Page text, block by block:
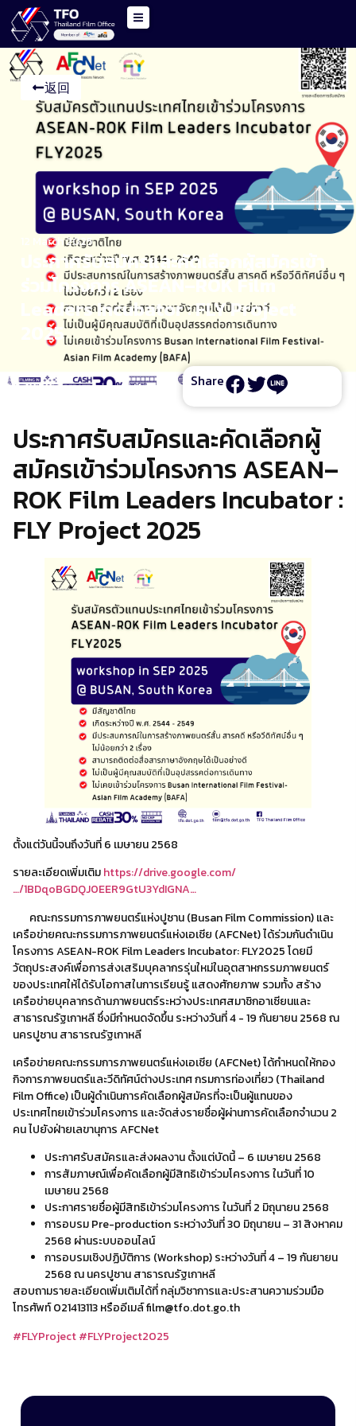
返回
12 March 2025
ประกาศรับสมัครและคัดเลือกผู้สมัครเข้า
ร่วมโครงการ ASEAN–ROK Film
Leaders Incubator : FLY Project
2025
Share
ประกาศรับสมัครและคัดเลือกผู้
สมัครเข้าร่วมโครงการ ASEAN–
ROK Film Leaders Incubator :
FLY Project 2025
ตั้งแต่วันนี้จนถึงวันที่ 6 เมษายน 2568
รายละเอียดเพิ่มเติมhttps://drive.google.com/
…/1BDqoBGDQJ0EER9GtU3YdIGNA…
เครือข่ายคณะกรรมการภาพยนตร์แห่งเอเชีย (AFCNet) ได้ร่วมกันดำเนิน
โครงการ ASEAN-ROK Film Leaders Incubator: FLY2025 โดยมี
วัตถุประสงค์เพื่อการส่งเสริมบุคลากรรุ่นใหม่ในอุตสาหกรรมภาพยนตร์
ของประเทศให้ได้รับโอกาสในการเรียนรู้ แสดงศักยภาพ รวมทั้ง สร้าง
เครือข่ายบุคลากรด้านภาพยนตร์ระหว่างประเทศสมาชิกอาเซียนและ
สาธารณรัฐเกาหลี ซึ่งมีกำหนดจัดขึ้น ระหว่างวันที่ 4 - 19 กันยายน 2568 ณ
นครปูซาน สาธารณรัฐเกาหลี
เครือข่ายคณะกรรมการภาพยนตร์แห่งเอเชีย (AFCNet) ได้กำหนดให้กอง
กิจการภาพยนตร์และวีดิทัศน์ต่างประเทศ กรมการท่องเที่ยว (Thailand
Film Office) เป็นผู้ดำเนินการคัดเลือกผู้สมัครที่จะเป็นผู้แทนของ
ประเทศไทยเข้าร่วมโครงการ และจัดส่งรายชื่อผู้ผ่านการคัดเลือกจำนวน 2
คน ไปยังฝ่ายเลขานุการ AFCNet
ประกาศรับสมัครและส่งผลงาน ตั้งแต่บัดนี้ – 6 เมษายน 2568
การสัมภาษณ์เพื่อคัดเลือกผู้มีสิทธิเข้าร่วมโครงการ ในวันที่ 10
เมษายน 2568
ประกาศรายชื่อผู้มีสิทธิเข้าร่วมโครงการ ในวันที่ 2 มิถุนายน 2568
การอบรม Pre-production ระหว่างวันที่ 30 มิถุนายน – 31 สิงหาคม
2568 ผ่านระบบออนไลน์
การอบรมเชิงปฏิบัติการ (Workshop) ระหว่างวันที่ 4 – 19 กันยายน
2568 ณ นครปูซาน สาธารณรัฐเกาหลี
สอบถามรายละเอียดเพิ่มเติมได้ที่ กลุ่มวิชาการและประสานความร่วมมือ
โทรศัพท์ 021413113 หรืออีเมล์ film@tfo.dot.go.th
#FLYProject#FLYProject2025